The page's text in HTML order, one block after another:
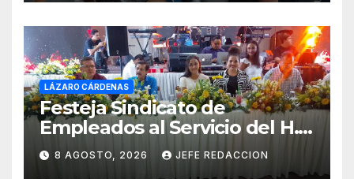
LÁZARO CÁRDENAS
Festeja Sindicato de
Empleados al Servicio del H.
Ayuntamiento de LZC Día del
Empleado Municipal
8 AGOSTO, 2026 JEFE REDACCION